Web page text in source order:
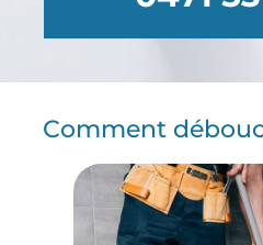
Comment